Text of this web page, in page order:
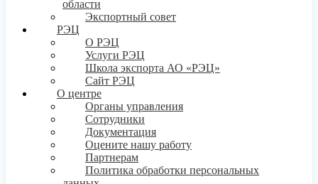
области
Экспортный совет
РЭЦ
О РЭЦ
Услуги РЭЦ
Школа экспорта АО «РЭЦ»
Сайт РЭЦ
О центре
Органы управления
Сотрудники
Документация
Оцените нашу работу
Партнерам
Политика обработки персональных